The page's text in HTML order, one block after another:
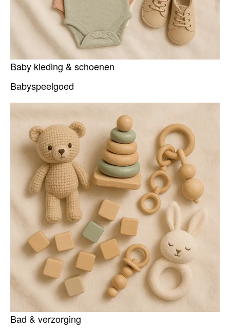
Baby kleding & schoenen
Babyspeelgoed
Bad & verzorging